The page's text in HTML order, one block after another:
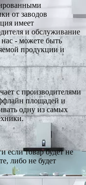
от заводов
имеет
и обслуживание
- можете быть
продукции и
с производителями
площадей и
одну из самых
если товар будет не
либо не будет